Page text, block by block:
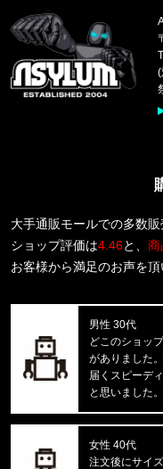
(
福岡県のお客
CALVIN KLEIN/
LIGHTLY
福岡県のお客
福岡県のお客
rvddw FIGHT
福岡県のお客様
CALVIN KLEIN/
福岡県のお客
CALVIN KLEIN/
S/S RASH
福岡県のお客
CALVIN KLEIN/
INTENSE
大手通販モールでの多数販
ショップ評価は4.46と、 商
お客様から満足のお声を頂
男性 30代
どこのショッ
がありました
届くスピーデ
と思いました。
女性 40代
注文後にサイ